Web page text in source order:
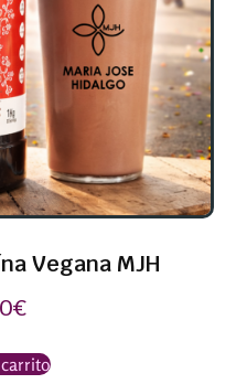
Vegana MJH
€